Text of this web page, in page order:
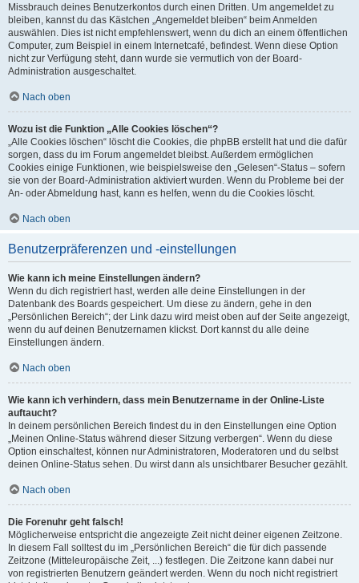
Missbrauch deines Benutzerkontos durch einen Dritten. Um angemeldet zu
bleiben, kannst du das Kästchen „Angemeldet bleiben“ beim Anmelden
auswählen. Dies ist nicht empfehlenswert, wenn du dich an einem öffentlichen
Computer, zum Beispiel in einem Internetcafé, befindest. Wenn diese Option
nicht zur Verfügung steht, dann wurde sie vermutlich von der Board-
Administration ausgeschaltet.
Nach oben
Wozu ist die Funktion „Alle Cookies löschen“?
„Alle Cookies löschen“ löscht die Cookies, die phpBB erstellt hat und die dafür
sorgen, dass du im Forum angemeldet bleibst. Außerdem ermöglichen
Cookies einige Funktionen, wie beispielsweise den „Gelesen“-Status – sofern
sie von der Board-Administration aktiviert wurden. Wenn du Probleme bei der
An- oder Abmeldung hast, kann es helfen, wenn du die Cookies löscht.
Nach oben
Benutzerpräferenzen und -einstellungen
Wie kann ich meine Einstellungen ändern?
Wenn du dich registriert hast, werden alle deine Einstellungen in der
Datenbank des Boards gespeichert. Um diese zu ändern, gehe in den
„Persönlichen Bereich“; der Link dazu wird meist oben auf der Seite angezeigt,
wenn du auf deinen Benutzernamen klickst. Dort kannst du alle deine
Einstellungen ändern.
Nach oben
Wie kann ich verhindern, dass mein Benutzername in der Online-Liste
auftaucht?
In deinem persönlichen Bereich findest du in den Einstellungen eine Option
„Meinen Online-Status während dieser Sitzung verbergen“. Wenn du diese
Option einschaltest, können nur Administratoren, Moderatoren und du selbst
deinen Online-Status sehen. Du wirst dann als unsichtbarer Besucher gezählt.
Nach oben
Die Forenuhr geht falsch!
Möglicherweise entspricht die angezeigte Zeit nicht deiner eigenen Zeitzone.
In diesem Fall solltest du im „Persönlichen Bereich“ die für dich passende
Zeitzone (Mitteleuropäische Zeit, ...) festlegen. Die Zeitzone kann dabei nur
von registrierten Benutzern geändert werden. Wenn du noch nicht registriert